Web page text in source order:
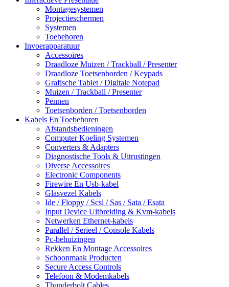
Montagesystemen
Projectieschermen
Systemen
Toebehoren
Invoerapparatuur
Accessoires
Draadloze Muizen / Trackball / Presenter
Draadloze Toetsenborden / Keypads
Grafische Tablet / Digitale Notepad
Muizen / Trackball / Presenter
Pennen
Toetsenborden / Toetsenborden
Kabels En Toebehoren
Afstandsbedieningen
Computer Koeling Systemen
Converters & Adapters
Diagnostische Tools & Uitrustingen
Diverse Accessoires
Electronic Components
Firewire En Usb-kabel
Glasvezel Kabels
Ide / Floppy / Scsi / Sas / Sata / Esata
Input Device Uitbreiding & Kvm-kabels
Netwerken Ethernet-kabels
Parallel / Serieel / Console Kabels
Pc-behuizingen
Rekken En Montage Accessoires
Schoonmaak Producten
Secure Access Controls
Telefoon & Modemkabels